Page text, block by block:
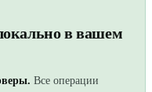
в вашем
Все операции